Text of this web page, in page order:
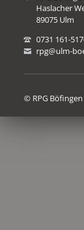
Haslacher
89075 Ulm
0731 161-
rpg@ulm-
© RPG Böfingen